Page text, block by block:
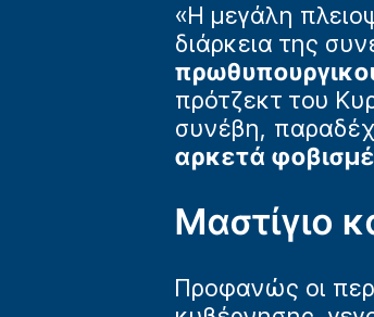
«Η μεγάλη
διάρκεια της
πρότζεκτ του
συνέβη,
αρκετά
Μαστίγιο
Προφανώς οι